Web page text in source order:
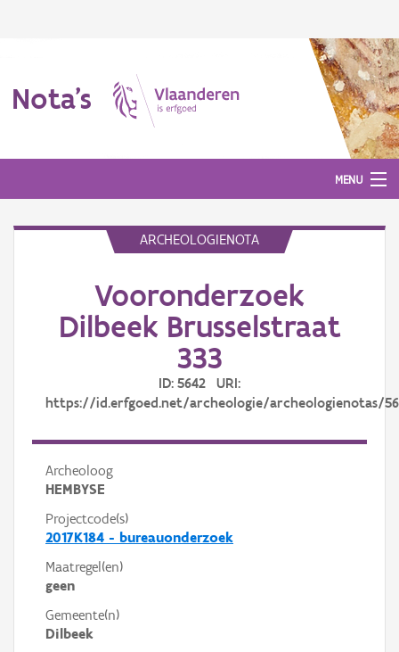
Nota's
MENU
ARCHEOLOGIENOTA
Vooronderzoek
Dilbeek Brusselstraat
333
ID: 5642 URI:
https://id.erfgoed.net/archeologie/archeologienotas/
Archeoloog
HEMBYSE
Projectcode(s)
2017K184 - bureauonderzoek
Maatregel(en)
geen
Gemeente(n)
Dilbeek